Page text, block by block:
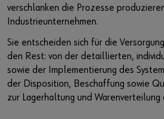
Kontakt
verschlanken die Prozesse
Industrieunternehmen.
Sie entscheiden sich für die
den Rest: von der detaillierten,
sowie der Implementierung des
der Disposition, Beschaffung sowie
zur Lagerhaltung und Warenverteilung